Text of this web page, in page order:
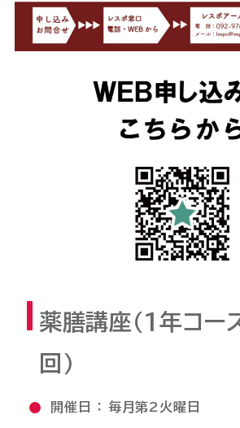
薬膳講座(1年コー
回)
開催日 ： 毎月第2火曜日